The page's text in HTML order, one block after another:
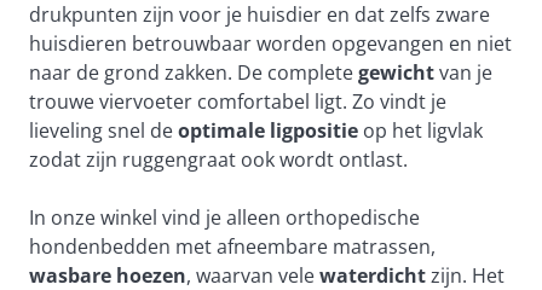
drukpunten zijn voor je huisdier en dat zelfs zware
huisdieren betrouwbaar worden opgevangen en niet
naar de grond zakken. De completegewichtvan je
trouwe viervoeter comfortabel ligt. Zo vindt je
lieveling snel deoptimale ligpositie op het ligvlak
zodat zijn ruggengraat ook wordt ontlast.
In onze winkel vind je alleen orthopedische
hondenbedden met afneembare matrassen,
wasbare hoezen, waarvan velewaterdichtzijn. Het